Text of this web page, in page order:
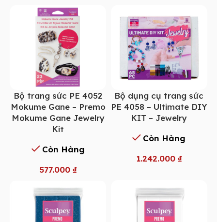
Bộ trang sức PE 4052
Mokume Gane – Premo
Mokume Gane Jewelry
Kit
Còn Hàng
577.000 ₫
Bộ dụng cụ trang sức
PE 4058 – Ultimate DIY
KIT – Jewelry
Còn Hàng
1.242.000 ₫